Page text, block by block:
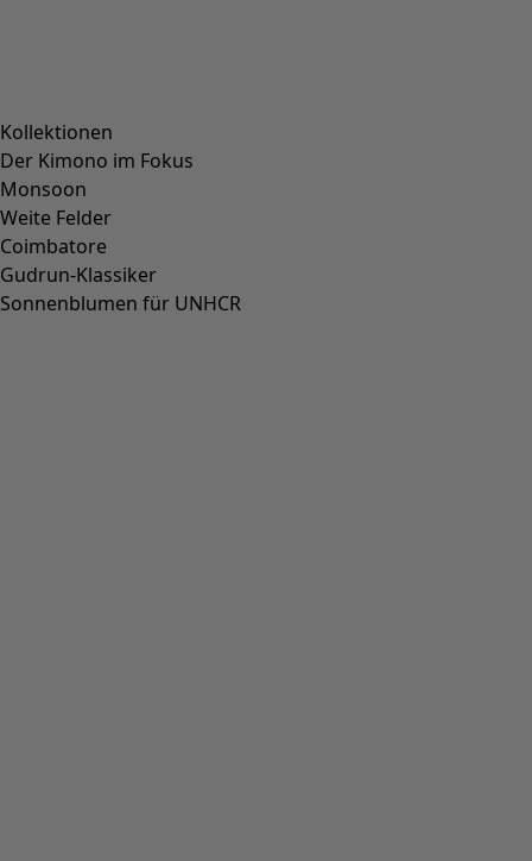
Kollektionen
Der Kimono im Fokus
Monsoon
Weite Felder
Coimbatore
Gudrun-Klassiker
Sonnenblumen für UNHCR